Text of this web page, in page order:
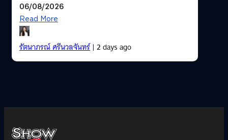
06/08/2026
Read More
รัตนาภรณ์ ศรีนวลจันทร์| 2 days ago